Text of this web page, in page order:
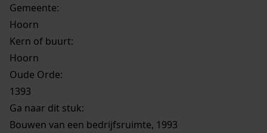
Gemeente:
Hoorn
Kern of buurt:
Hoorn
Oude Orde:
1393
Ga naar dit stuk:
Bouwen van een bedrijfsruimte, 1993